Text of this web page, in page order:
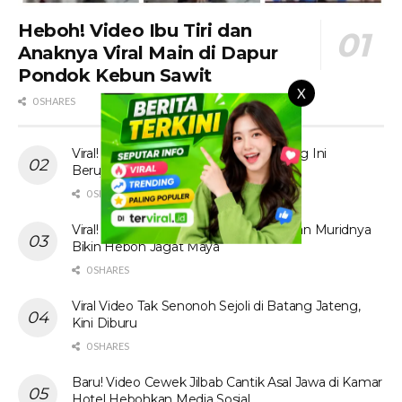
X
Heboh! Video Ibu Tiri dan
Anaknya Viral Main di Dapur
Pondok Kebun Sawit
0 SHARES
Viral! Tante Prank Ojol di Kolam Renang Ini
Berujung Tak Terduga
0 SHARES
Viral! Video Ibu Guru Bahasa Inggris dan Muridnya
Bikin Heboh Jagat Maya
0 SHARES
Viral Video Tak Senonoh Sejoli di Batang Jateng,
Kini Diburu
0 SHARES
Baru! Video Cewek Jilbab Cantik Asal Jawa di Kamar